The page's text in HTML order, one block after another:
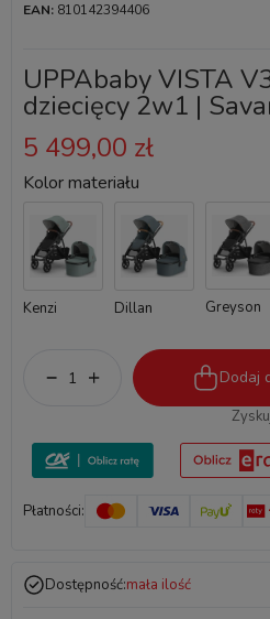
EAN: 810142394406
UPPAbaby VISTA
dziecięcy 2w1 |
5 499,00 zł
Kolor materiału
Kenzi Dillan Greyson
Dodaj
Płatności:
Dostępność:mała ilość